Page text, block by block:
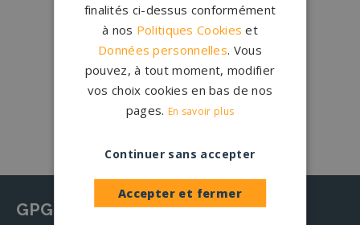
Nos partenaires
Large choix degranits et de
coloris
Nos granits
GPG Granit
finalités ci-dessus conformément
à nos Politiques Cookies et
Données personnelles. Vous
pouvez, à tout moment, modifier
vos choix cookies en bas de nos
pages. En savoir plus
Accepter et fermer
Continuer sans accepter